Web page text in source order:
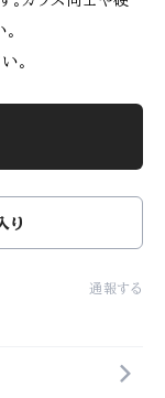
。
り
通報する